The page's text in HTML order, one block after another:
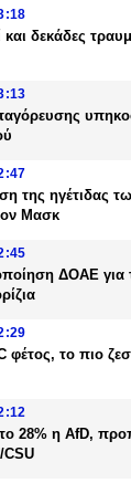
δεκάδες
της ηγέτιδας
Μασκ
ΔΟΑΕ για
φέτος, το πιο
28% η AfD,
CSU